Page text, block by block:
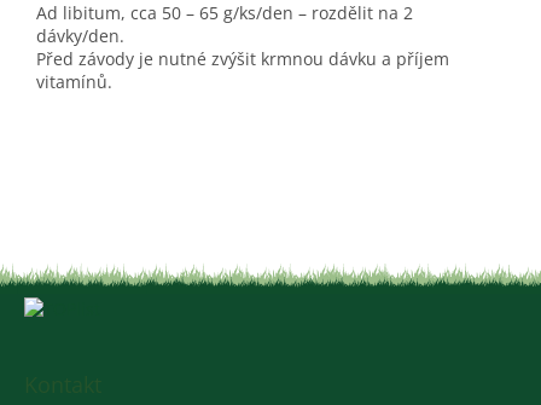
Ad libitum, cca 50 – 65 g/ks/den – rozdělit na 2
dávky/den.
Před závody je nutné zvýšit krmnou dávku a příjem
vitamínů.